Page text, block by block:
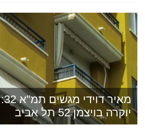
יוקרה בויצמן 52 תל אביב